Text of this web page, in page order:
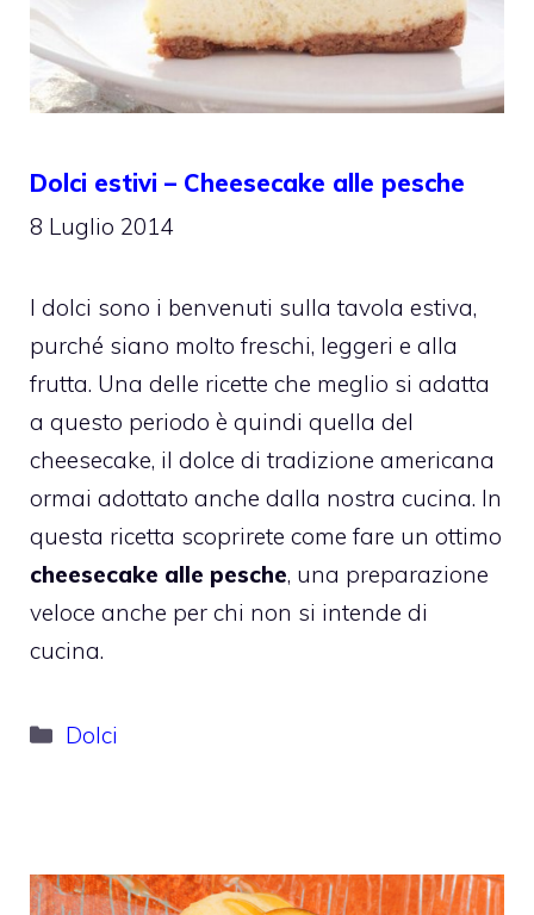
Dolci estivi – Cheesecake alle pesche
8 Luglio 2014
I dolci sono i benvenuti sulla tavola estiva,
purché siano molto freschi, leggeri e alla
frutta. Una delle ricette che meglio si adatta
a questo periodo è quindi quella del
cheesecake, il dolce di tradizione americana
ormai adottato anche dalla nostra cucina. In
questa ricetta scoprirete come fare un ottimo
cheesecake alle pesche, una preparazione
veloce anche per chi non si intende di
cucina.
Categorie
Dolci